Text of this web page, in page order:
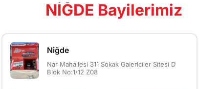
NİĞDE Bayilerimiz
Niğde
Nar Mahallesi 311 Sokak Galericiler Sitesi D
Blok No:1/12 Z08